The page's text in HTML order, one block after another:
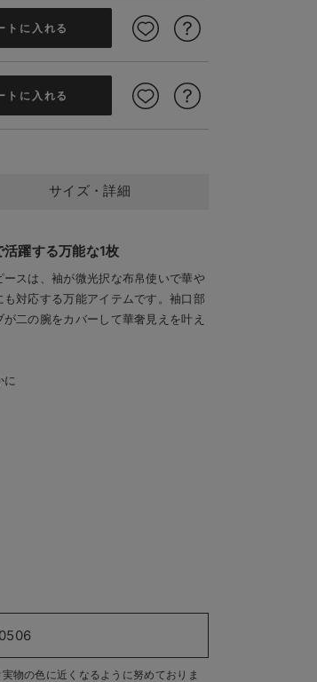
ズ：M
トに入れる
トに入れる
サイズ・詳細
躍する万能な1枚
スは、袖が微光択な布帛使いで華や
対応する万能アイテムです。袖口部
二の腕をカバーして華奢見えを叶え
に
物の色に近くなるように努めておりま